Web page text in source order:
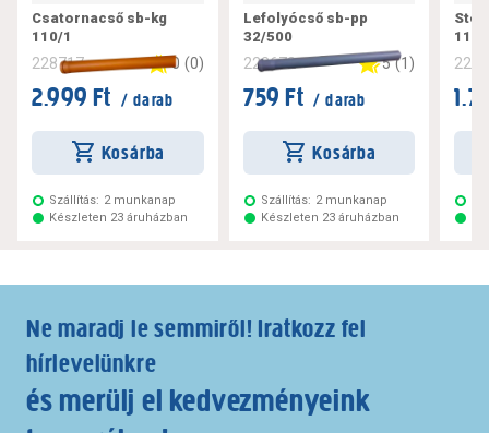
Csatornacső sb-kg
110/1
228717 0 (0)
2.999 Ft / darab
Kosárba
Szállítás: 2 munkanap
Készleten 23 áruházban
Lefolyócső sb-pp
32/500
228672 5 (1)
759 Ft / darab
Kosárba
Szállítás: 2 munkanap
Készleten 23 áruházban
110/
Ne maradj le semmiről! Iratkozz fel
hírlevelünkre
és merülj el kedvezményeink